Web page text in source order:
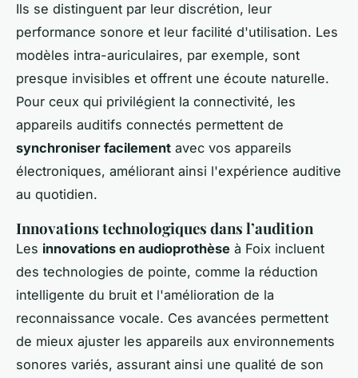
Ils se distinguent par leur discrétion, leur
performance sonore et leur facilité d'utilisation. Les
modèles intra-auriculaires, par exemple, sont
presque invisibles et offrent une écoute naturelle.
Pour ceux qui privilégient la connectivité, les
appareils auditifs connectés permettent de
synchroniser facilement avec vos appareils
électroniques, améliorant ainsi l'expérience auditive
au quotidien.
Innovations technologiques dans l’audition
Les innovations en audioprothèse à Foix incluent
des technologies de pointe, comme la réduction
intelligente du bruit et l'amélioration de la
reconnaissance vocale. Ces avancées permettent
de mieux ajuster les appareils aux environnements
sonores variés, assurant ainsi une qualité de son